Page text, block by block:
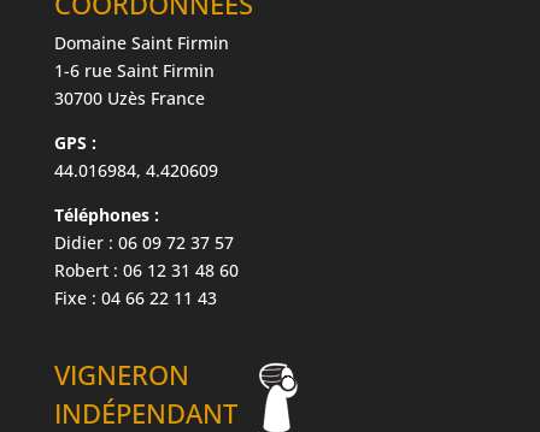
Domaine Saint Firmin
1-6 rue Saint Firmin
30700 Uzès France
GPS :
44.016984, 4.420609
Téléphones :
Didier : 06 09 72 37 57
Robert : 06 12 31 48 60
Fixe : 04 66 22 11 43
VIGNERON
INDÉPENDANT